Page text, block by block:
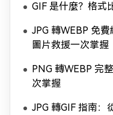
GIF 是什麼？格式
JPG 轉WEBP 免
圖片救援一次掌握
PNG 轉WEBP 完
次掌握
JPG 轉GIF 指南：